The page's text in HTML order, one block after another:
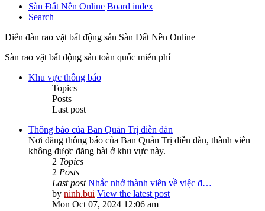
Sàn Đất Nền Online Board index
Search
Diễn đàn rao vặt bất động sản Sàn Đất Nền Online
Sàn rao vặt bất động sản toàn quốc miễn phí
Khu vực thông báo
Topics
Posts
Last post
Thông báo của Ban Quản Trị diễn đàn
Nơi đăng thông báo của Ban Quản Trị diễn đàn, thành viên
không được đăng bài ở khu vực này.
2 Topics
2 Posts
Last post Nhắc nhở thành viên về việc đ…
by ninh.bui View the latest post
Mon Oct 07, 2024 12:06 am